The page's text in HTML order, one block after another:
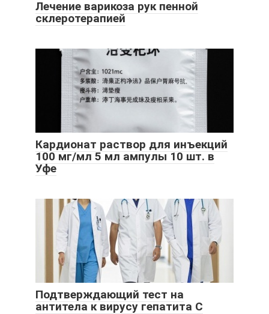
Лечение варикоза рук пенной
склеротерапией
Кардионат раствор для инъекций
100 мг/мл 5 мл ампулы 10 шт. в
Уфе
Подтверждающий тест на
антитела к вирусу гепатита С